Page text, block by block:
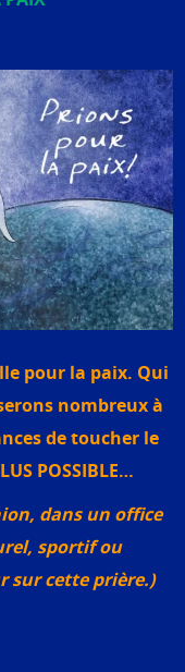
pour la paix. Qui
nombreux à
de toucher le
POSSIBLE…
dans un office
sportif ou
sur cette prière.)